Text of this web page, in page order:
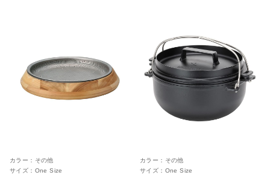
カラー： その他
サイズ： One Size
カラー： その他
サイズ： One Size